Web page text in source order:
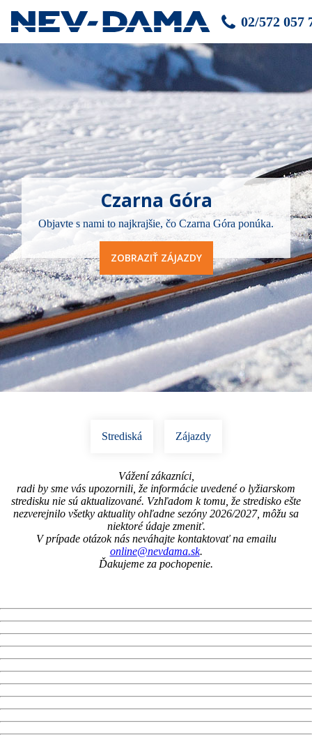
02/572 057
Czarna Góra
Objavte s nami to najkrajšie, čo Czarna Góra ponúka.
ZOBRAZIŤ ZÁJAZDY
Strediská Zájazdy
Vážení zákazníci,
radi by sme vás upozornili, že informácie uvedené o lyžiarskom
stredisku nie sú aktualizované. Vzhľadom k tomu, že stredisko ešte
nezverejnilo všetky aktuality ohľadne sezóny 2026/2027, môžu sa
niektoré údaje zmeniť.
V prípade otázok nás neváhajte kontaktovať na emailu
online@nevdama.sk.
Ďakujeme za pochopenie.